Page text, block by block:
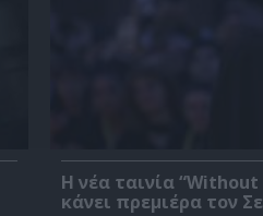
Η νέα ταινία
κάνει πρεμιέρα τον